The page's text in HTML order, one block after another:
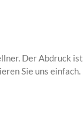
Der Abdruck ist
Sie uns einfach.